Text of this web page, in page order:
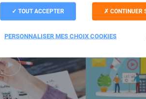
TOUT ACCEPTER CONTINUER
PERSONNALISER MES CHOIX COOKIES